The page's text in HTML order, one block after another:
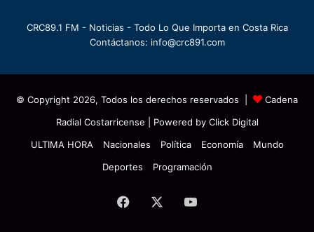
CRC89.1 FM - Noticias - Todo Lo Que Importa en Costa Rica
Contáctanos: info@crc891.com
© Copyright 2026, Todos los derechos reservados |
Cadena
Radial Costarricense | Powered by Click Digital
ULTIMA HORA
Nacionales Política Economía
Mundo
Deportes
Programación
Facebook YouTube